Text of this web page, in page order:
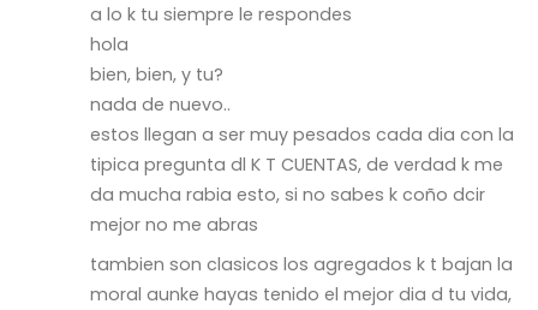
a lo k tu siempre le respondes
hola
bien, bien, y tu?
nada de nuevo..
estos llegan a ser muy pesados cada dia con la
tipica pregunta dl K T CUENTAS, de verdad k me
da mucha rabia esto, si no sabes k coño dcir
mejor no me abras
tambien son clasicos los agregados k t bajan la
moral aunke hayas tenido el mejor dia d tu vida,